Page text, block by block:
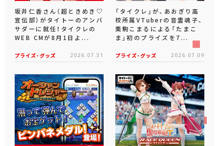
坂井仁香さん（超ときめき♡
宣伝部）がタイトーのアンバ
サダーに就任！タイクレの
WEB CMが8月1日よ...
プライズ・グッズ 2026.07.31
「タイクレ」が、あおぎり高
校所属VTuberの音霊魂子、
栗駒こまるによる「たまこ
ま」初のプライズを7...
プライズ・グッズ 2026.07.09